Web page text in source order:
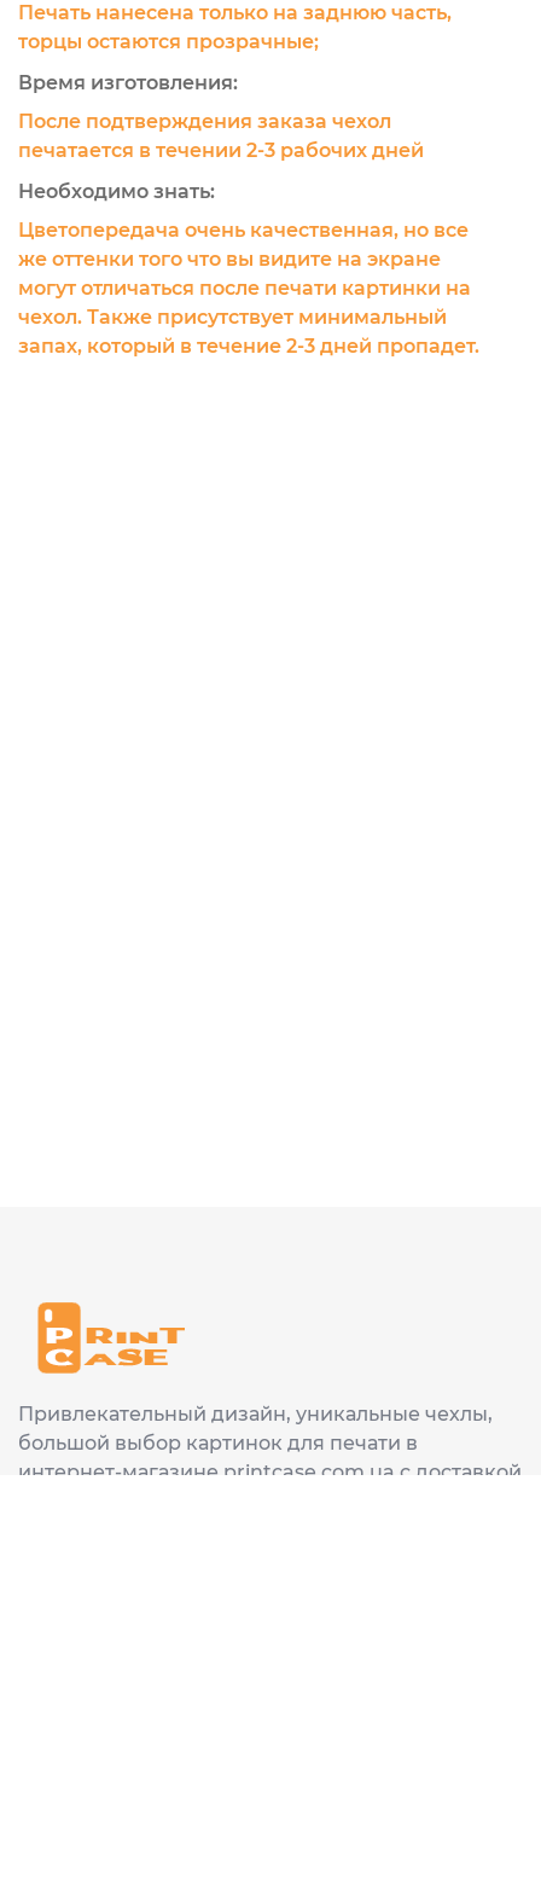
Печать нанесена только на заднюю часть,
торцы остаются прозрачные;
Время изготовления:
После подтверждения заказа чехол
печатается в течении 2-3 рабочих дней
Необходимо знать:
Цветопередача очень качественная, но все
же оттенки того что вы видите на экране
могут отличаться после печати картинки на
чехол. Также присутствует минимальный
запах, который в течение 2-3 дней пропадет.
Привлекательный дизайн, уникальные чехлы,
большой выбор картинок для печати в
интернет-магазине printcase.com.ua с доставкой